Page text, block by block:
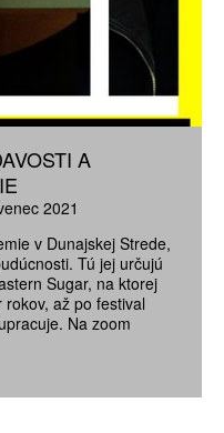
A
2021
v Dunajskej Strede,
Tú jej určujú
Sugar, na ktorej
až po festival
Na zoom